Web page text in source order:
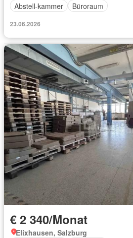
Abstell-kammer
Büroraum
23.06.2026
€ 2 340/Monat
Elixhausen, Salzburg